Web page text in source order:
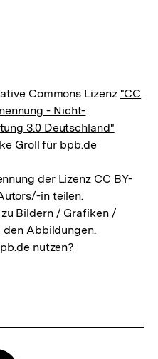
Commons Lizenz "CC
- Nicht-
3.0 Deutschland"
Groll für bpb.de
der Lizenz CC BY-
in teilen.
Bildern / Grafiken /
Abbildungen.
nutzen?